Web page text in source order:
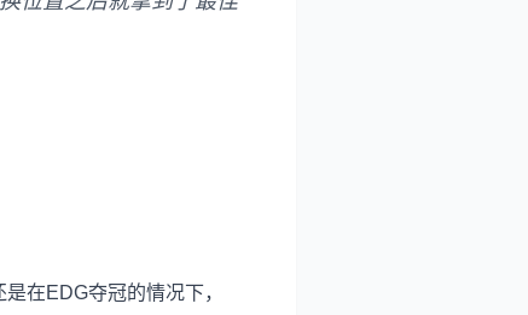
在EDG夺冠的情况下，